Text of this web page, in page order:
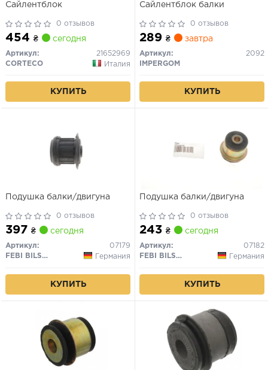
Сайлентблок
0 отзывов
454 ₴ сегодня
Артикул:
21652969
CORTECO
Италия
КУПИТЬ
Сайлентблок балки
0 отзывов
289 ₴ завтра
Артикул:
2092
IMPERGOM
КУПИТЬ
Подушка балки/двигуна
0 отзывов
397 ₴ сегодня
Артикул:
07179
FEBI BILSTEIN
Германия
КУПИТЬ
Подушка балки/двигуна
0 отзывов
243 ₴ сегодня
Артикул:
07182
FEBI BILSTEIN
Германия
КУПИТЬ